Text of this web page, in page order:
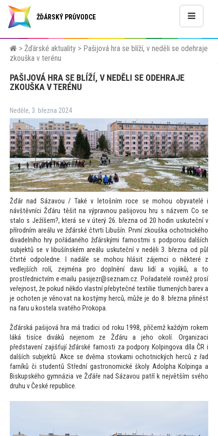
ŽĎÁRSKÝ PRŮVODCE
> Žďárské aktuality > Pašijová hra se blíží, v neděli se odehraje
zkouška v terénu
PAŠIJOVÁ HRA SE BLÍŽÍ, V NEDĚLI SE ODEHRAJE
ZKOUŠKA V TERÉNU
Neděle, 3. března 2024
Žďár nad Sázavou / Také v letošním roce se mohou obyvatelé i
návštěvníci Žďáru těšit na výpravnou pašijovou hru s názvem Co se
stalo s Ježíšem?, která se v úterý 26. března od 20 hodin uskuteční v
přírodním areálu ve žďárské čtvrti Libušín. První zkouška ochotnického
divadelního hry pořádaného žďárskými farnostmi s podporou dalších
subjektů se v libušínském areálu uskuteční v neděli 3. března od půl
čtvrté odpoledne. I nadále se mohou hlásit zájemci o některé z
vedlejších rolí, zejména pro doplnění davu lidí a vojáků, a to
prostřednictvím e-mailu pasijezr@seznam.cz. Pořadatelé rovněž prosí
veřejnost, že pokud někdo vlastní přebytečné textilie tlumených barev a
je ochoten je věnovat na kostýmy herců, může je do 8. března přinést
na faru u kostela svatého Prokopa.
Žďárská pašijová hra má tradici od roku 1998, přičemž každým rokem
láká tisíce diváků nejenom ze Žďáru a jeho okolí. Organizaci
představení zajišťují žďárské farnosti za podpory Kolpingova díla ČR i
dalších subjektů. Akce se dvěma stovkami ochotnických herců z řad
farníků či studentů Střední gastronomické školy Adolpha Kolpinga a
Biskupského gymnázia ve Žďáře nad Sázavou patří k největším svého
druhu v České republice.